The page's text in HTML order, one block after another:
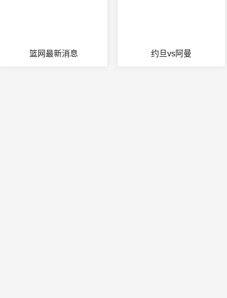
篮网最新消息 约旦vs阿曼